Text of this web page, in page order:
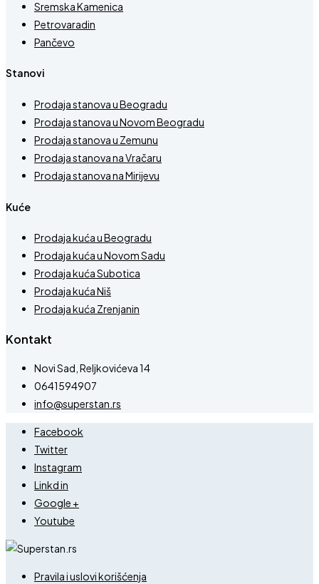
Sremska Kamenica
Petrovaradin
Pančevo
Stanovi
Prodaja stanova u Beogradu
Prodaja stanova u Novom Beogradu
Prodaja stanova u Zemunu
Prodaja stanova na Vračaru
Prodaja stanova na Mirijevu
Kuće
Prodaja kuća u Beogradu
Prodaja kuća u Novom Sadu
Prodaja kuća Subotica
Prodaja kuća Niš
Prodaja kuća Zrenjanin
Kontakt
Novi Sad, Reljkovićeva 14
0641594907
info@superstan.rs
Facebook
Twitter
Instagram
Linkd in
Google +
Youtube
Pravila i uslovi korišćenja